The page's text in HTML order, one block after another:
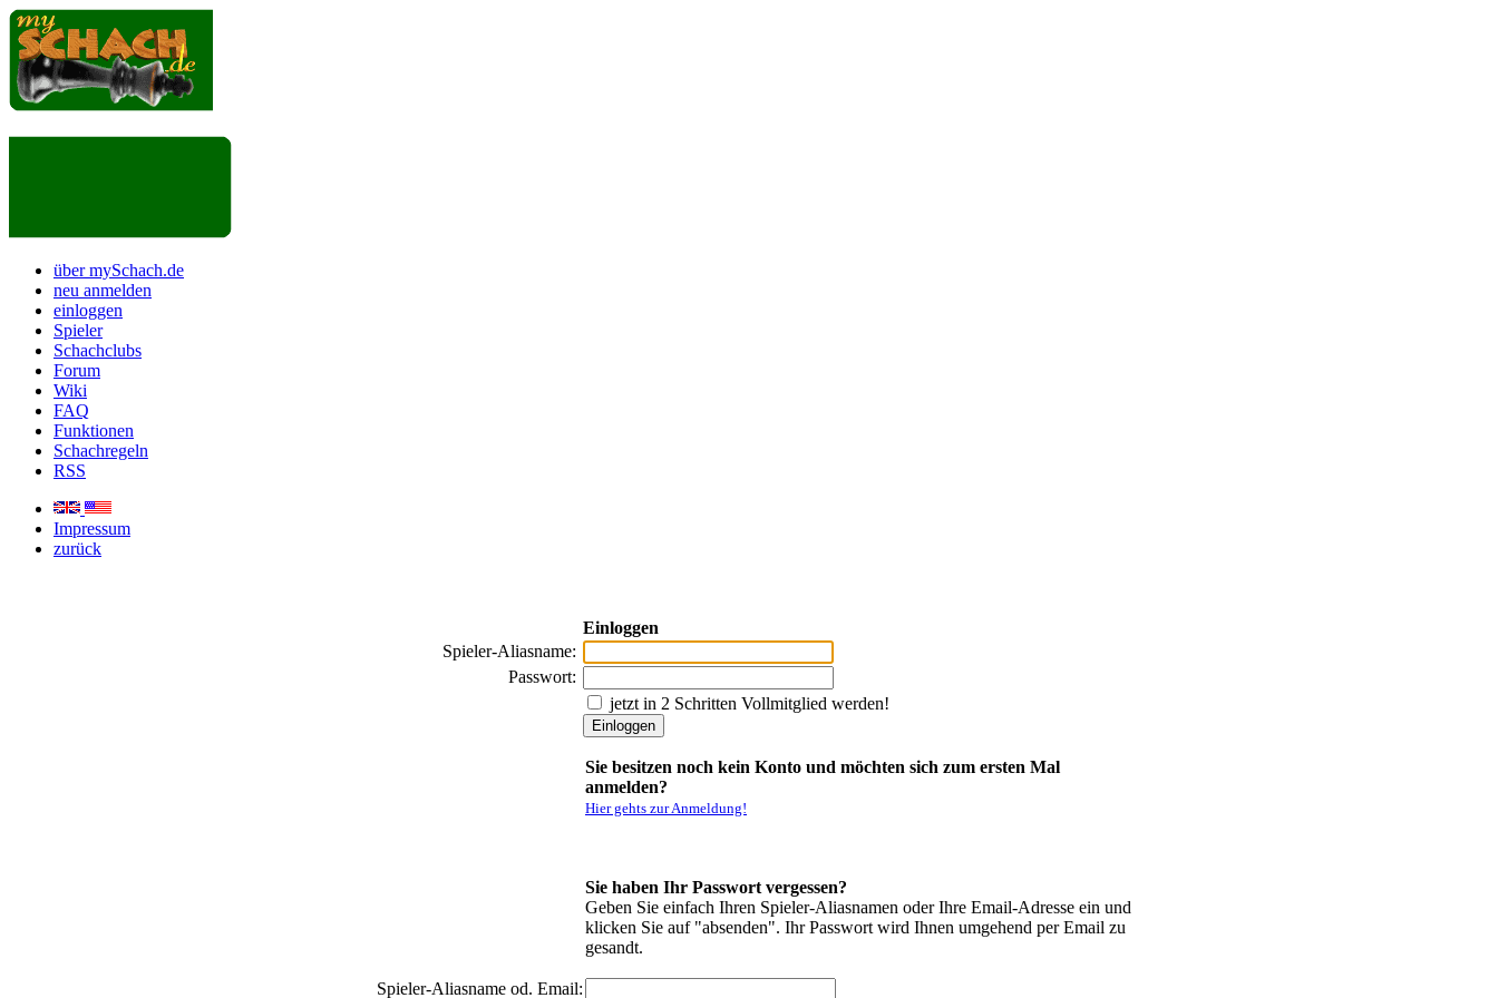
über mySchach.de
neu anmelden
einloggen
Spieler
Schachclubs
Forum
Wiki
FAQ
Funktionen
Schachregeln
RSS
Impressum
zurück
Einloggen
Spieler-Aliasname:
Passwort:
jetzt in 2 Schritten Vollmitglied werden!
Sie besitzen noch kein Konto und möchten sich zum ersten Mal
anmelden?
Hier gehts zur Anmeldung!
Sie haben Ihr Passwort vergessen?
Geben Sie einfach Ihren Spieler-Aliasnamen oder Ihre Email-Adresse ein und
klicken Sie auf "absenden". Ihr Passwort wird Ihnen umgehend per Email zu
gesandt.
Spieler-Aliasname od. Email: